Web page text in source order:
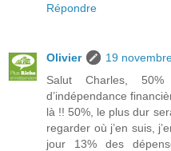
Répondre
Olivier
19
Salut Charles,
d’indépendance
là !! 50%, le plus dur
regarder où j’en suis,
jour 13% des